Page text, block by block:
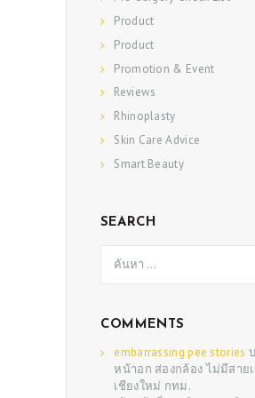
Product
Product
Promotion & Event
Reviews
Rhinoplasty
Skin Care Advice
Smart Beauty
SEARCH
สำหรับ:
COMMENTS
embarrassing pee stories
หน้าอก ส่องกล้อง ไม่มีสาย
เชียงใหม่ กทม.